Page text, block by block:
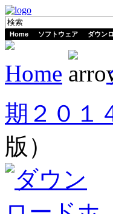
Home ソフトウェア ダウン
Home
期２０１
版）